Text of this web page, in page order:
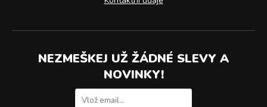
NEZMEŠKEJ UŽ ŽÁDNÉ SLEVY A
NOVINKY!